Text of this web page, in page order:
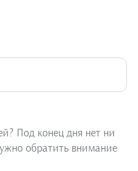
Под конец дня нет ни
обратить внимание